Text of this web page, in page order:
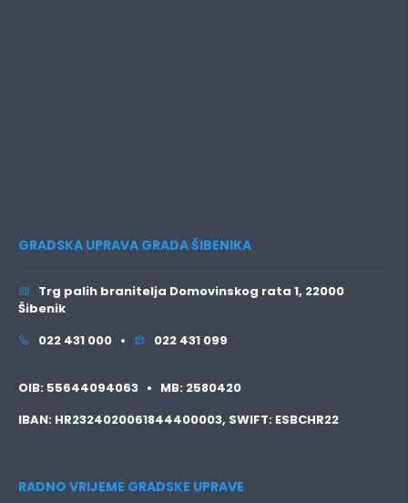
GRADSKA UPRAVA GRADA ŠIBENIKA
Trg palih branitelja Domovinskog rata 1, 22000
Šibenik
022 431 000 •
022 431 099
OIB: 55644094063 • MB: 2580420
IBAN: HR2324020061844400003, SWIFT: ESBCHR22
RADNO VRIJEME GRADSKE UPRAVE